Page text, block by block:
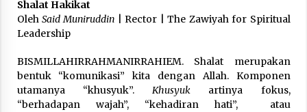
“Allahukrasi”: The Power of Management!
Manajemen “Qaddamat Lighad”: Menjadi
Manusia Visioner dan Beretika
3 months ago
Shalat Hakikat
Oleh Said Muniruddin | Rector | The Zawiyah for Spiritual
Leadership
BISMILLAHIRRAHMANIRRAHIEM. Shalat merupakan
bentuk “komunikasi” kita dengan Allah. Komponen
utamanya “khusyuk”. Khusyuk artinya fokus,
“berhadapan wajah”, “kehadiran hati”, atau